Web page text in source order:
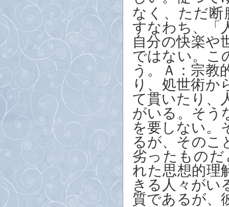
なく、ただ
すなわち、「
自分の快楽や
ではない。こ
う。Ａ：宗教
り、処世術か
て貫いたり、
がいる。そう
を要しない。
るが、そのこ
劣ったもの
れた思想的理
きる人々がい
質であるが、